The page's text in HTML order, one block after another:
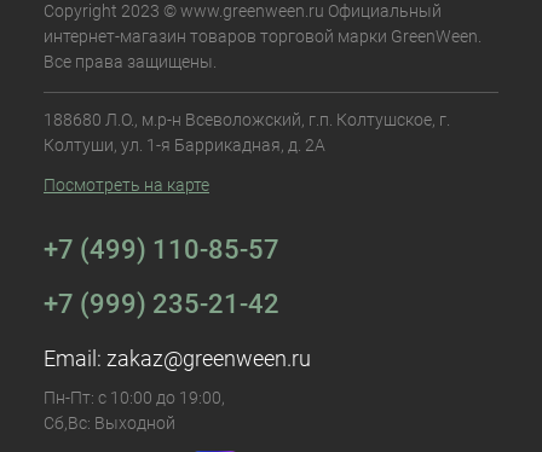
Copyright 2023 © www.greenween.ru Официальный
интернет-магазин товаров торговой марки GreenWeen.
Все права защищены.
188680 Л.О., м.р-н Всеволожский, г.п. Колтушское, г.
Колтуши, ул. 1-я Баррикадная, д. 2А
Посмотреть на карте
+7 (499) 110-85-57
+7 (999) 235-21-42
Email: zakaz@greenween.ru
Пн-Пт: с 10:00 до 19:00,
Сб,Вс: Выходной